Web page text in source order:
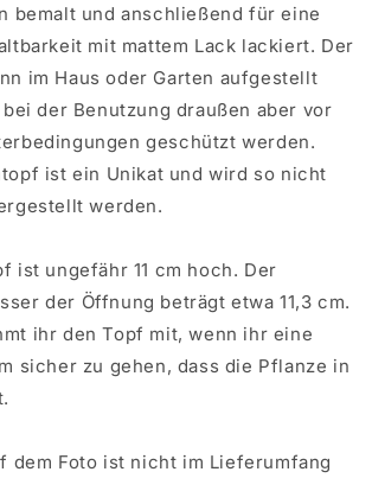
bemalt und anschließend für eine
mit mattem Lack lackiert. Der
im Haus oder Garten aufgestellt
der Benutzung draußen aber vor
geschützt werden.
ist ein Unikat und wird so nicht
werden.
ist ungefähr 11 cm hoch. Der
der Öffnung beträgt etwa 11,3 cm.
ihr den Topf mit, wenn ihr eine
sicher zu gehen, dass die Pflanze in
dem Foto ist nicht im Lieferumfang